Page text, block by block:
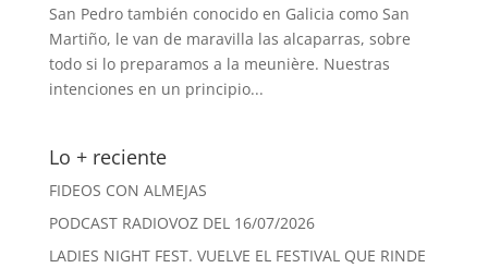
San Pedro también conocido en Galicia como San
Martiño, le van de maravilla las alcaparras, sobre
todo si lo preparamos a la meunière. Nuestras
intenciones en un principio...
Lo + reciente
FIDEOS CON ALMEJAS
PODCAST RADIOVOZ DEL 16/07/2026
LADIES NIGHT FEST. VUELVE EL FESTIVAL QUE RINDE